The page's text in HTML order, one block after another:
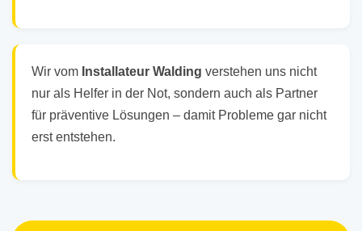
Wir vom Installateur Walding verstehen uns nicht
nur als Helfer in der Not, sondern auch als Partner
für präventive Lösungen – damit Probleme gar nicht
erst entstehen.